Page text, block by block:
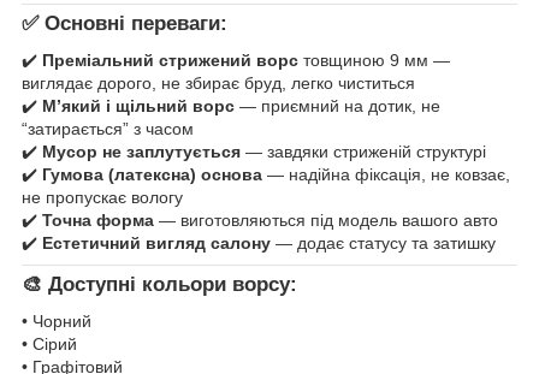
✅ Основні переваги:
✔️ Преміальний стрижений ворс товщиною 9 мм —
виглядає дорого, не збирає бруд, легко чиститься
✔️ М’який і щільний ворс — приємний на дотик, не
“затирається” з часом
✔️ Мусор не заплутується — завдяки стриженій структурі
✔️ Гумова (латексна) основа — надійна фіксація, не ковзає,
не пропускає вологу
✔️ Точна форма — виготовляються під модель вашого авто
✔️ Естетичний вигляд салону — додає статусу та затишку
🎨 Доступні кольори ворсу:
• Чорний
• Сірий
• Графітовий